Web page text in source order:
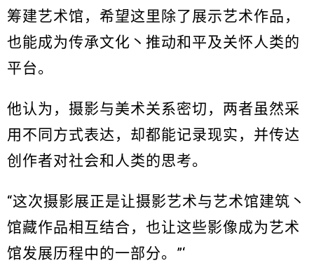
筹建艺术馆，希望这里除了展示艺术作品，
也能成为传承文化丶推动和平及关怀人类的
平台。
他认为，摄影与美术关系密切，两者虽然采
用不同方式表达，却都能记录现实，并传达
创作者对社会和人类的思考。
“这次摄影展正是让摄影艺术与艺术馆建筑丶
馆藏作品相互结合，也让这些影像成为艺术
馆发展历程中的一部分。”‘